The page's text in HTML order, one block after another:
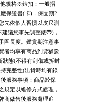
規格※錶扣：一般摺
保證書(卡)，保固期2
先依個人習慣以皮尺測
議您事先調整錶帶)，
圍長度。鑑賞期注意事
者均享有商品到貨猶豫
狀態(不得有刮傷或拆封
完整性(出貨時均有錄
服務事項：商品於保
規定以維修方式處理，
商做售後服務處理追